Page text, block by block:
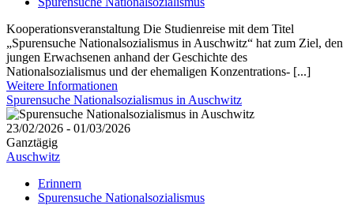
Kooperationsveranstaltung Die Studienreise mit dem Titel
„Spurensuche Nationalsozialismus in Auschwitz“ hat zum Ziel, den
jungen Erwachsenen anhand der Geschichte des
Nationalsozialismus und der ehemaligen Konzentrations- [...]
Weitere Informationen
Spurensuche Nationalsozialismus in Auschwitz
23/02/2026 - 01/03/2026
Ganztägig
Auschwitz
Erinnern
Spurensuche Nationalsozialismus